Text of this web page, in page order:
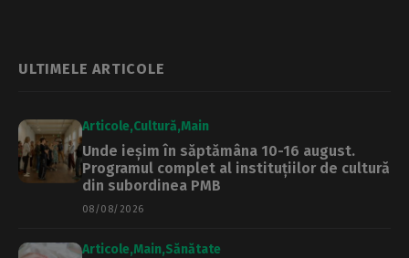
ULTIMELE ARTICOLE
Articole Cultură Main
Unde ieșim în săptămâna 10-16 august.
Programul complet al instituțiilor de cultură
din subordinea PMB
08/08/2026
Articole Main Sănătate